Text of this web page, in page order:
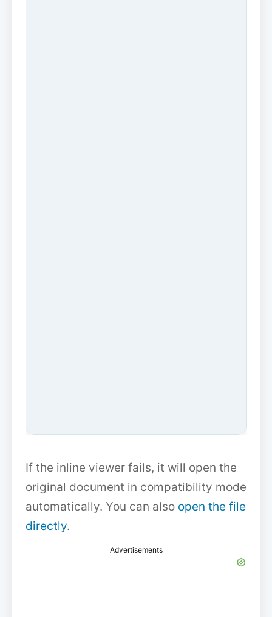
If the inline viewer fails, it will open the
original document in compatibility mode
automatically. You can also open the file
directly.
Advertisements